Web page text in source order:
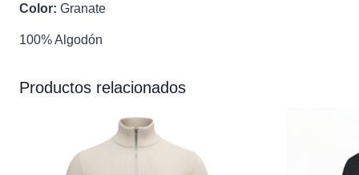
Color: Granate
100% Algodón
Productos relacionados